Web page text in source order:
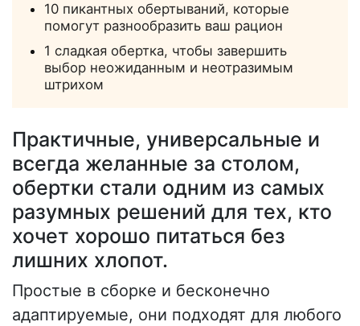
10 пикантных обертываний, которые
помогут разнообразить ваш рацион
1 сладкая обертка, чтобы завершить
выбор неожиданным и неотразимым
штрихом
Практичные, универсальные и
всегда желанные за столом,
обертки стали одним из самых
разумных решений для тех, кто
хочет хорошо питаться без
лишних хлопот.
Простые в сборке и бесконечно
адаптируемые, они подходят для любого